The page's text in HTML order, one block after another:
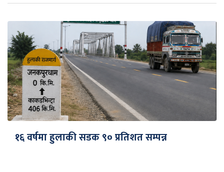
१६ वर्षमा हुलाकी सडक ९० प्रतिशत सम्पन्न